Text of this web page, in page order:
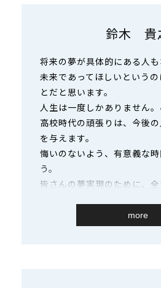
秀英で、沼津本部で 一緒に
鈴木 貴
将来の夢が具体的にある人
未来であってほしいという
とだと思います。
人生は一度しかありません。
高校時代の頑張りは、今後
を与えます。
悔いのないよう、有意義な
う。
皆さんの夢実現のために、
more